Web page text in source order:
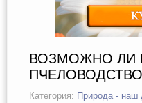
ВОЗМОЖНО ЛИ
Категория: Природа - наш